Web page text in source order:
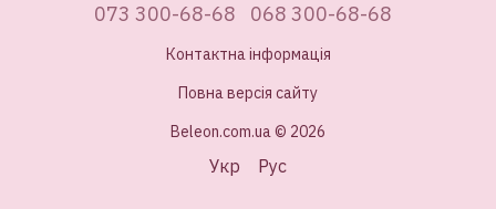
073 300-68-68 068 300-68-68
Контактна інформація
Повна версія сайту
Beleon.com.ua © 2026
Укр Рус